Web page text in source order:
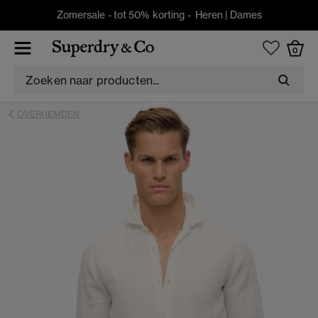
Zomersale - tot 50% korting - Heren | Dames
0
OVERHEMDEN